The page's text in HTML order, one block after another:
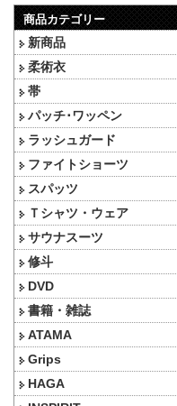
商品カテゴリー
新商品
柔術衣
帯
パッチ･ワッペン
ラッシュガード
ファイトショーツ
スパッツ
Ｔシャツ・ウェア
サウナスーツ
修斗
DVD
書籍・雑誌
ATAMA
Grips
HAGA